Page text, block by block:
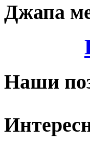
Джапа
Наши